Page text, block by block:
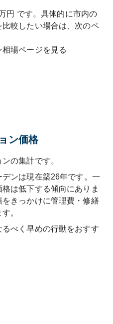
円 です。具体的に市内の
較したい場合は、次のペ
場ページを見る
ン価格
の集計です。
デンは現在築26年です。一
は低下する傾向にありま
きっかけに管理費・修繕
。
べく早めの行動をおすす